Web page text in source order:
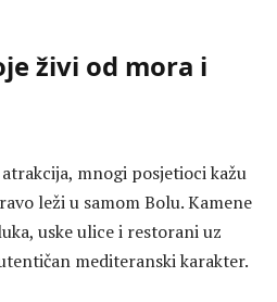
živi od mora i
mnogi posjetioci kažu
leži u samom Bolu. Kamene
uske ulice i restorani uz
mediteranski karakter.